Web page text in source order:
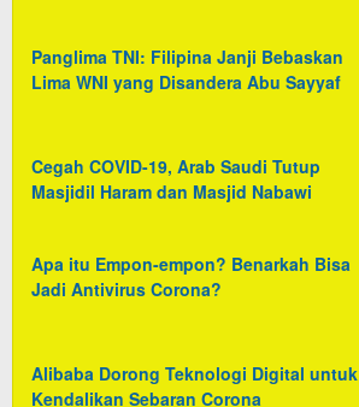
Panglima TNI: Filipina Janji Bebaskan
Lima WNI yang Disandera Abu Sayyaf
Cegah COVID-19, Arab Saudi Tutup
Masjidil Haram dan Masjid Nabawi
Apa itu Empon-empon? Benarkah Bisa
Jadi Antivirus Corona?
Alibaba Dorong Teknologi Digital untuk
Kendalikan Sebaran Corona